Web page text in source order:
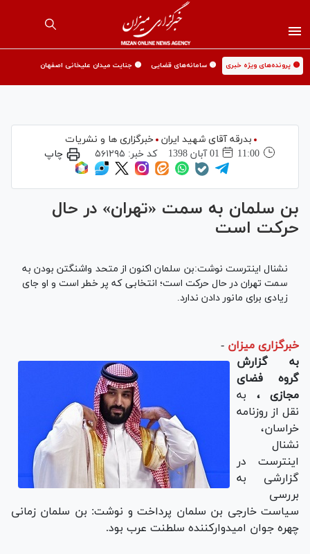
🟡 پرونده‌های ویژه خبری 🟡 سامانه‌های قضایی 🟡 جنایت میدان علیخانی اصفهان
بدرقه آقای شهید ایران
خبرگزاری ها و نشریات
11:00
01 آبان 1398 کد خبر: ۵۶۱۲۹۵ چاپ
بن سلمان به سمت «تهران» در حال
حرکت است
نشنال اینترست نوشت:بن سلمان اکنون از متحد واشنگتن بودن به
سمت تهران در حال حرکت است؛ انتخابی که پر خطر است و او جای
زیادی برای مانور دادن ندارد.
خبرگزاری میزان -
به گزارش
گروه فضای
مجازی ، به
نقل از روزنامه
خراسان،
نشنال
اینترست در
گزارشی به
بررسی
سیاست خارجی بن سلمان پرداخت و نوشت: بن سلمان زمانی
چهره جوان امیدوارکننده سلطنت عرب بود.